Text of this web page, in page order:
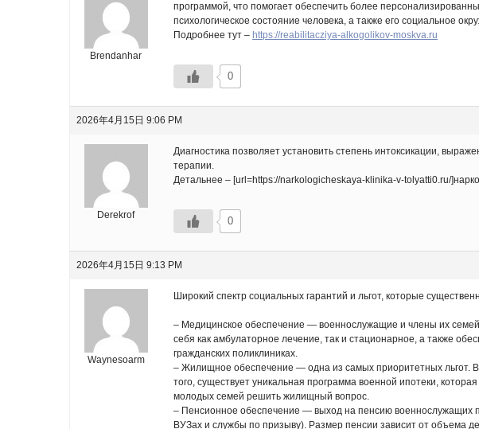
Brendanhar
программой, что помогает обеспечить более
психологическое состояние человека, а также его социальное
Подробнее тут – https://reabilitacziya-alkogolikov-moskva.ru
0
2026年4月15日 9:06 PM
Derekrof
Диагностика позволяет установить степень интоксикации,
терапии.
Детальнее – [url=https://narkologicheskaya-klinika-v-tolyatti0.ru/
0
2026年4月15日 9:13 PM
Waynesoarm
Широкий спектр социальных гарантий и льгот, которые
– Медицинское обеспечение — военнослужащие и члены их
себя как амбулаторное лечение, так и стационарное, а также
гражданских поликлиниках.
– Жилищное обеспечение — одна из самых приоритетных льгот.
того, существует уникальная программа военной ипотеки,
молодых семей решить жилищный вопрос.
– Пенсионное обеспечение — выход на пенсию военнослужащих
ВУЗах и службы по призыву). Размер пенсии зависит от объема